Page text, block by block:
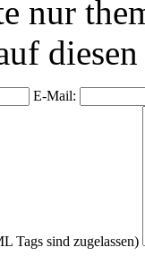
nur
E-Mail:
Tags sind zugelassen)